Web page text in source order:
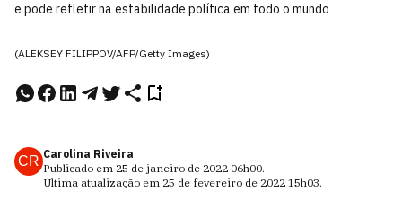
e pode refletir na estabilidade política em todo o mundo
(ALEKSEY FILIPPOV/AFP/Getty Images)
CR Carolina Riveira
Publicado em 25 de janeiro de 2022 06h00.
Última atualização em 25 de fevereiro de 2022 15h03.